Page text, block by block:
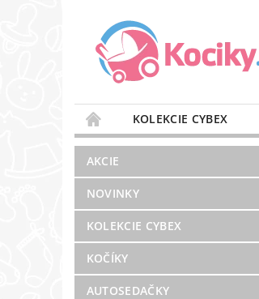
KOLEKCIE CYBEX
STAROSTLIVOSŤ O VZDUCH
BLOG
PREDAJŇA
AKCIE
NOVINKY
KOLEKCIE CYBEX
KOČÍKY
AUTOSEDAČKY